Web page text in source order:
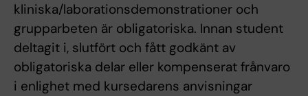
kliniska/laborationsdemonstrationer och
grupparbeten är obligatoriska. Innan student
deltagit i, slutfört och fått godkänt av
obligatoriska delar eller kompenserat frånvaro
i enlighet med kursedarens anvisningar